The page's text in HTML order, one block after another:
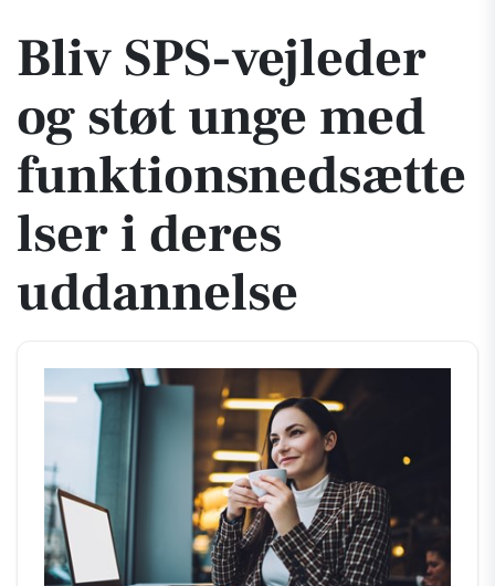
Bliv SPS-vejleder
og støt unge med
funktionsnedsætte
lser i deres
uddannelse